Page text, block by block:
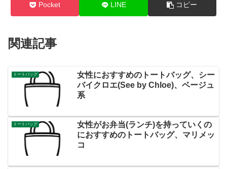
Pocket LINE コピー
関連記事
トートバッグ
女性におすすめのトートバッグ、シー
バイクロエ(See by Chloe)、ベージュ
系
トートバッグ
女性がお弁当(ランチ)を持っていくの
におすすめのトートバッグ、マリメッ
コ